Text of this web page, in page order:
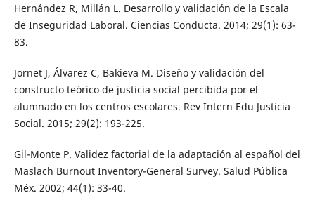
Hernández R, Millán L. Desarrollo y validación de la Escala
de Inseguridad Laboral. Ciencias Conducta. 2014; 29(1): 63-
83.
Jornet J, Álvarez C, Bakieva M. Diseño y validación del
constructo teórico de justicia social percibida por el
alumnado en los centros escolares. Rev Intern Edu Justicia
Social. 2015; 29(2): 193-225.
Gil-Monte P. Validez factorial de la adaptación al español del
Maslach Burnout Inventory-General Survey. Salud Pública
Méx. 2002; 44(1): 33-40.